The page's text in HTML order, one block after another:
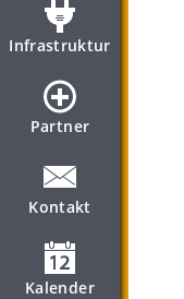
Infrastruktur
Partner
Kontakt
Kalender